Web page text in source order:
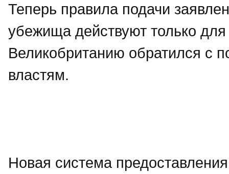
Теперь правила подачи
убежища действуют только
Великобританию обратился с
властям.
Новая система